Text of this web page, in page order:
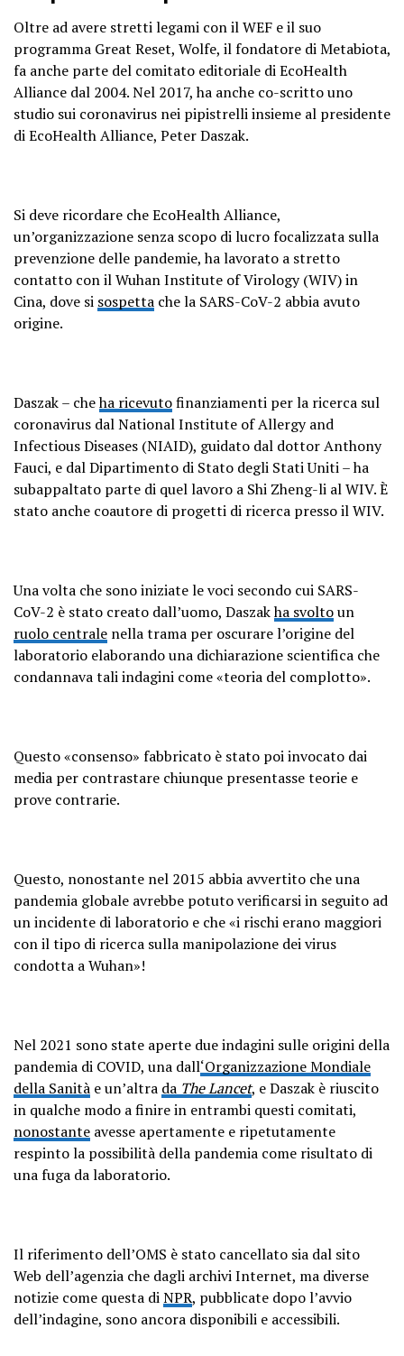
Oltre ad avere stretti legami con il WEF e il suo
programma Great Reset, Wolfe, il fondatore di Metabiota,
fa anche parte del comitato editoriale di EcoHealth
Alliance dal 2004. Nel 2017, ha anche co-scritto uno
studio sui coronavirus nei pipistrelli insieme al presidente
di EcoHealth Alliance, Peter Daszak.
Si deve ricordare che EcoHealth Alliance,
un’organizzazione senza scopo di lucro focalizzata sulla
prevenzione delle pandemie, ha lavorato a stretto
contatto con il Wuhan Institute of Virology (WIV) in
Cina, dove si sospetta che la SARS-CoV-2 abbia avuto
origine.
Daszak – cheha ricevutofinanziamenti per la ricerca sul
coronavirus dal National Institute of Allergy and
Infectious Diseases (NIAID), guidato dal dottor Anthony
Fauci, e dal Dipartimento di Stato degli Stati Uniti – ha
subappaltato parte di quel lavoro a Shi Zheng-li al WIV. È
stato anche coautore di progetti di ricerca presso il WIV.
Una volta che sono iniziate le voci secondo cui SARS-
CoV-2 è stato creato dall’uomo, Daszakha svoltoun
ruolo centrale nella trama per oscurare l’origine del
laboratorio elaborando una dichiarazione scientifica che
condannava tali indagini come «teoria del complotto».
Questo «consenso» fabbricato è stato poi invocato dai
media per contrastare chiunque presentasse teorie e
prove contrarie.
Questo, nonostante nel 2015 abbia avvertito che una
pandemia globale avrebbe potuto verificarsi in seguito ad
un incidente di laboratorio e che «i rischi erano maggiori
con il tipo di ricerca sulla manipolazione dei virus
condotta a Wuhan»!
Nel 2021 sono state aperte due indagini sulle origini della
pandemia di COVID, una dall‘Organizzazione Mondiale
della Sanità e un’altra da The Lancet, e Daszak è riuscito
in qualche modo a finire in entrambi questi comitati,
nonostante avesse apertamente e ripetutamente
respinto la possibilità della pandemia come risultato di
una fuga da laboratorio.
Il riferimento dell’OMS è stato cancellato sia dal sito
Web dell’agenzia che dagli archivi Internet, ma diverse
notizie come questa diNPR, pubblicate dopo l’avvio
dell’indagine, sono ancora disponibili e accessibili.